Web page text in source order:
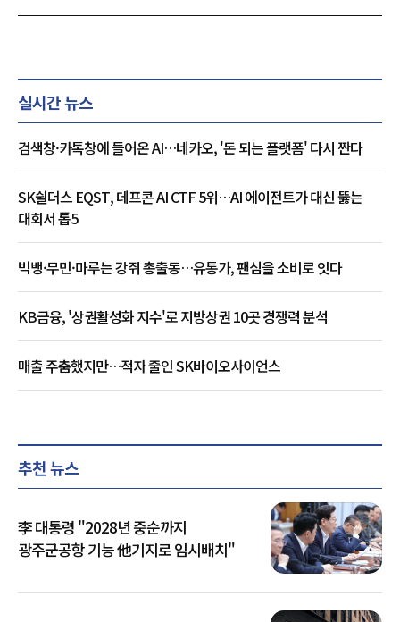
실시간 뉴스
검색창·카톡창에 들어온 AI…네카오, '돈 되는 플랫폼' 다시 짠다
SK쉴더스 EQST, 데프콘 AI CTF 5위…AI 에이전트가 대신 뚫는
대회서 톱5
빅뱅·무민·마루는 강쥐 총출동…유통가, 팬심을 소비로 잇다
KB금융, '상권활성화 지수'로 지방상권 10곳 경쟁력 분석
매출 주춤했지만…적자 줄인 SK바이오사이언스
추천 뉴스
李 대통령 "2028년 중순까지
광주군공항 기능 他기지로 임시배치"